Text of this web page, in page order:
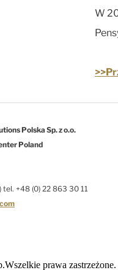
W
Polska Sp. z o.o.
Poland
tel. +48 (0) 22 863 30 11
prawa zastrzeżone.